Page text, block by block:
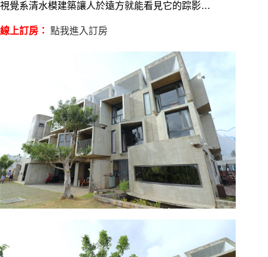
視覺系清水模建築讓人於遠方就能看見它的踪影…
線上訂房： 點我進入訂房